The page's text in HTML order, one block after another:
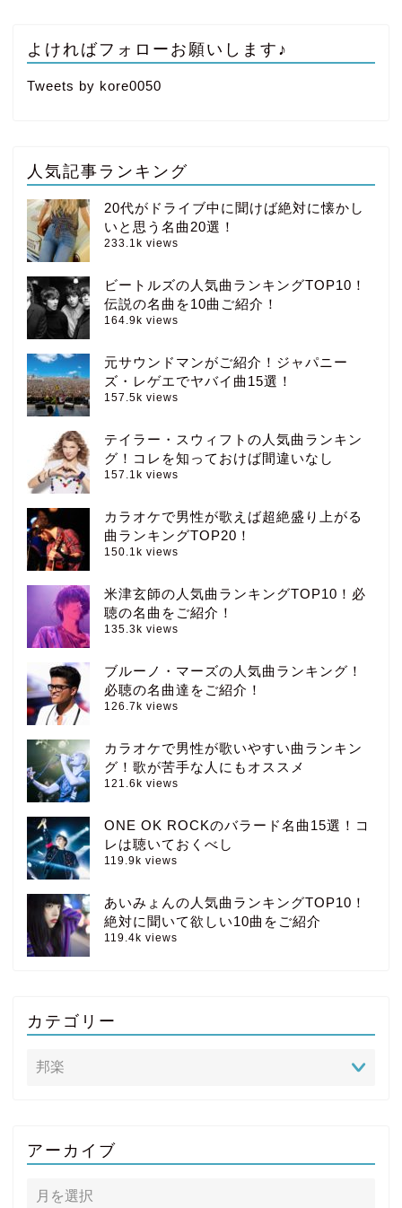
よければフォローお願いします♪
Tweets by kore0050
人気記事ランキング
20代がドライブ中に聞けば絶対に懐かし
いと思う名曲20選！
233.1k views
ビートルズの人気曲ランキングTOP10！
伝説の名曲を10曲ご紹介！
164.9k views
元サウンドマンがご紹介！ジャパニー
ズ・レゲエでヤバイ曲15選！
157.5k views
テイラー・スウィフトの人気曲ランキン
グ！コレを知っておけば間違いなし
157.1k views
カラオケで男性が歌えば超絶盛り上がる
曲ランキングTOP20！
150.1k views
米津玄師の人気曲ランキングTOP10！必
聴の名曲をご紹介！
135.3k views
ブルーノ・マーズの人気曲ランキング！
必聴の名曲達をご紹介！
126.7k views
カラオケで男性が歌いやすい曲ランキン
グ！歌が苦手な人にもオススメ
121.6k views
ONE OK ROCKのバラード名曲15選！コ
レは聴いておくべし
119.9k views
あいみょんの人気曲ランキングTOP10！
絶対に聞いて欲しい10曲をご紹介
119.4k views
カテゴリー
アーカイブ